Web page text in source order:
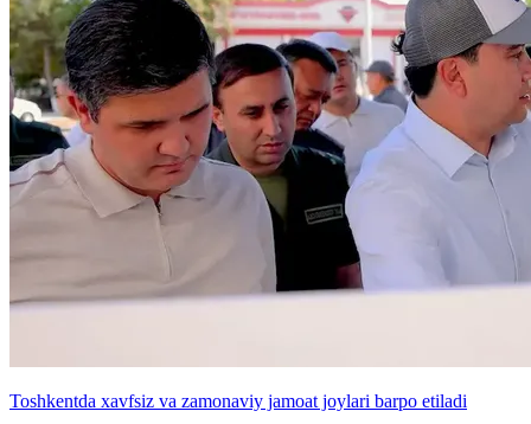
Toshkentda xavfsiz va zamonaviy jamoat joylari barpo etiladi